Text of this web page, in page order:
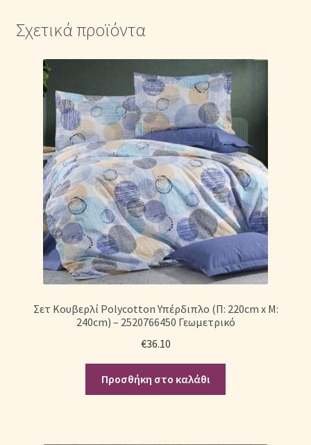
Σχετικά προϊόντα
Σετ Κουβερλί Polycotton Υπέρδιπλο (Π: 220cm x Μ:
240cm) – 2520766450 Γεωμετρικό
€36.10
Προσθήκη στο καλάθι